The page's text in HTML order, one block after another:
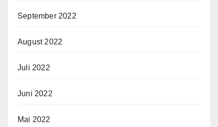
September 2022
August 2022
Juli 2022
Juni 2022
Mai 2022